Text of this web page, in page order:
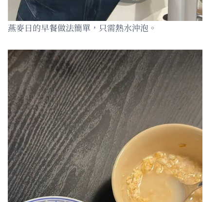
燕麥日的早餐做法簡單，只需熱水沖泡。